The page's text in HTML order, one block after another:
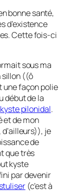
bonne santé,
d’existence
Cette fois-ci
sous ma
sillon ((ô
une façon polie
début de la
kyste pilonidal.
et de mon
je
de
que très
kyste
par devenir
(c’est à